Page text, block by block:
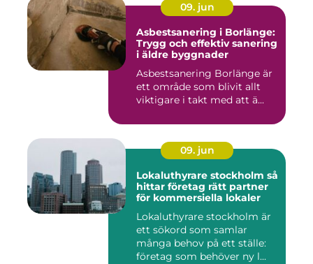
09. jun
Asbestsanering i Borlänge:
Trygg och effektiv sanering
i äldre byggnader
Asbestsanering Borlänge är
ett område som blivit allt
viktigare i takt med att ä...
09. jun
Lokaluthyrare stockholm så
hittar företag rätt partner
för kommersiella lokaler
Lokaluthyrare stockholm är
ett sökord som samlar
många behov på ett ställe:
företag som behöver ny l...